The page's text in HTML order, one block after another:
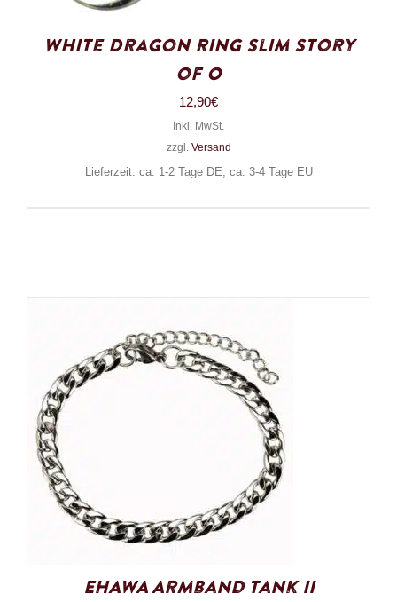
White Dragon Ring Slim Story
of O
12,90€
Inkl. MwSt.
zzgl. Versand
Lieferzeit: ca. 1-2 Tage DE, ca. 3-4 Tage EU
EHAWA Armband Tank II